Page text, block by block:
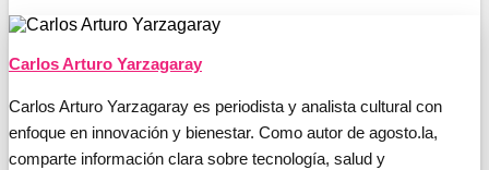
Carlos Arturo Yarzagaray
Carlos Arturo Yarzagaray es periodista y analista cultural con
enfoque en innovación y bienestar. Como autor de agosto.la,
comparte información clara sobre tecnología, salud y